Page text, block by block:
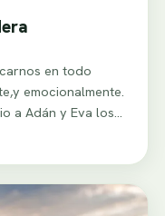
en todo
emocionalmente.
a Adán y Eva los…